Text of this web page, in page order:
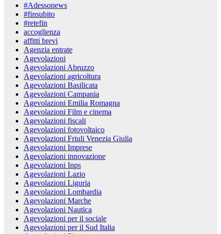
#Adessonews
#finsubito
#retefin
accoglienza
affitti brevi
Agenzia entrate
Agevolazioni
Agevolazioni Abruzzo
Agevolazioni agricoltura
Agevolazioni Basilicata
Agevolazioni Campania
Agevolazioni Emilia Romagna
Agevolazioni Film e cinema
Agevolazioni fiscali
Agevolazioni fotovoltaico
Agevolazioni Friuli Venezia Giulia
Agevolazioni Imprese
Agevolazioni innovazione
Agevolazioni Inps
Agevolazioni Lazio
Agevolazioni Liguria
Agevolazioni Lombardia
Agevolazioni Marche
Agevolazioni Nautica
Agevolazioni per il sociale
Agevolazioni per il Sud Italia